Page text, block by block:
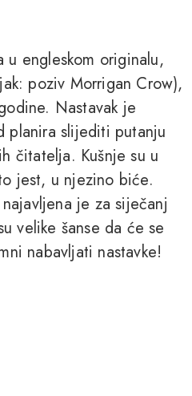
engleskom originalu,
poziv Morrigan Crow),
Nastavak je
planira slijediti putanju
čitatelja. Kušnje su u
jest, u njezino biće.
je za siječanj
velike šanse da će se
nabavljati nastavke!